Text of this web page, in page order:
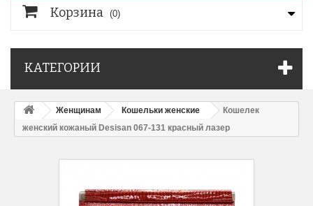
Корзина (0)
КАТЕГОРИИ
Женщинам Кошельки женские
Кошелек
женский кожаный Desisan 067-131 красный лазер